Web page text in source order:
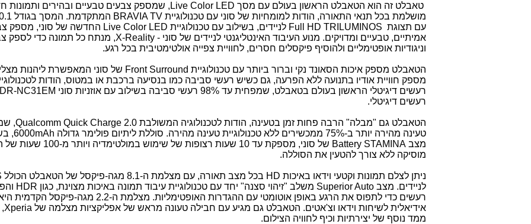
טאבלט זה הוא הטאבלט הראשון בעולם עם מסך Live Color LED , שמספק צבעים טבעיים ובהירים ותמונות
מושלמת בכל תנאי התאורה, הודות למומחיות של סוני עם טכנולוגייתBRAVIA TV
עם תצוגת
Full HD TRILUMINOS לניידים, בשילוב עם טכנולוגיית Live Color LED החדשה של סוני, מספק
אמיתיים, טבעיים ומדויקים. מנוע העיבוד האינטליגנטי לניידים של סוני -X-Reality, מנתח כל תמונה כדי לספק
וניגודיות אופטימליים ולהוסיף פיקסלים חסרים, לחוויית צפייה אולטימטיבית בכל רגע.
הטאבלט מספק איכות הסאונד נקי וברור ביותר עם טכנולוגיית Front Surround של סוני המאפשרת ליהנות
מספק חוויית אודיו בתנועה ללא הפרעה, גם כשיש רעשי סביבה כמו בנסיעה ברכבת או במטוס, הודות
רעשים דיגיטלי הראשון בעולם בטאבלט, שמפחית עד 98% רעשי סביבה בשילוב עם אוזניות סוני
NC31EM
רעשים דיגיטלי.
הטאבלט גם "מבלה" הרבה פחות זמן בטעינה, הודות לטכנולוגיה המשולבתQualcomm Quick Charge 2.0
,
טעינה מהירה יותר ב-75% ממכשירים ללא טכנולוגיית טעינה מהירה. סוללת ליתיום פולימר גדולה
6000mAh
,
מצב
Battery STAMINA
של סוני, מספקת עד 10 שעות רצופות של שימוש
מוסיקה ללא צורך להטעין את הסוללה.
ניתן לצלם תמונות וקטעי וידאו באיכות HD בכל מצב תאורה, עם מצלמת ה-8.1 מגה-פיקסל של הטאבלט הכולל
לניידים. מצבSuperior Auto משלב "זיהוי סצנה" יחד עם טכנולוגיית עיבוד תמונה באיכות מצוינת, כגון HDR
רעשים כדי לתפוס את הרגע באופן אוטומטי עם ההגדרות האופטימליות. מצלמת ה-
אידיאלית לשיחות וידאו וצ'אטים. הטאבלט גם מגיע עם חבילה טעונה מראש של אפליקציות מצלמה של Xperia
ממד נוסף של יצירתיות וכיף לחוויה הצילום.